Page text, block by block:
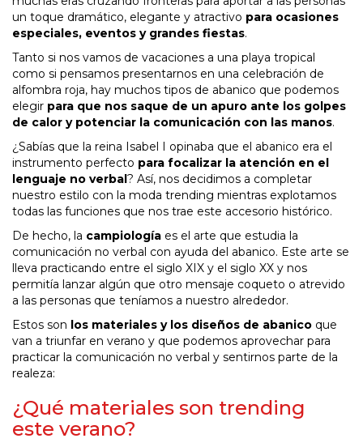
un toque dramático, elegante y atractivo para ocasiones
especiales, eventos y grandes fiestas.
Tanto si nos vamos de vacaciones a una playa tropical
como si pensamos presentarnos en una celebración de
alfombra roja, hay muchos tipos de abanico que podemos
elegir para que nos saque de un apuro ante los golpes
de calor y potenciar la comunicación con las manos.
¿Sabías que la reina Isabel I opinaba que el abanico era el
instrumento perfecto para focalizar la atención en el
lenguaje no verbal? Así, nos decidimos a completar
nuestro estilo con la moda trending mientras explotamos
todas las funciones que nos trae este accesorio histórico.
De hecho, la campiología es el arte que estudia la
comunicación no verbal con ayuda del abanico. Este arte se
lleva practicando entre el siglo XIX y el siglo XX y nos
permitía lanzar algún que otro mensaje coqueto o atrevido
a las personas que teníamos a nuestro alrededor.
Estos son los materiales y los diseños de abanico que
van a triunfar en verano y que podemos aprovechar para
practicar la comunicación no verbal y sentirnos parte de la
realeza:
¿Qué materiales son trending
este verano?